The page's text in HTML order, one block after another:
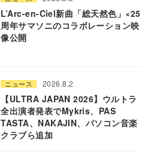
L’Arc-en-Ciel新曲「総天然色」×25
周年サマソニのコラボレーション映
像公開
ニュース 2026.8.2
【ULTRA JAPAN 2026】ウルトラ
全出演者発表でMykris、PAS
TASTA、NAKAJIN、パソコン音楽
クラブら追加